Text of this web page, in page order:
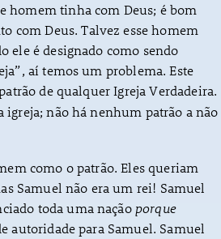
homem tinha com Deus; é bom
com Deus. Talvez esse homem
ele é designado como sendo
aí temos um problema. Este
de qualquer Igreja Verdadeira.
igreja; não há nenhum patrão a não
como o patrão. Eles queriam
Samuel não era um rei! Samuel
toda uma nação porque
autoridade para Samuel. Samuel